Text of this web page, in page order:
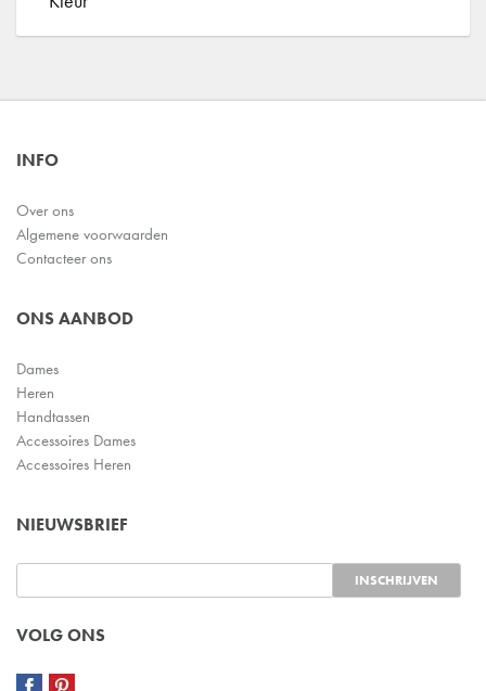
INFO
Over ons
Algemene voorwaarden
Contacteer ons
ONS AANBOD
Dames
Heren
Handtassen
Accessoires Dames
Accessoires Heren
NIEUWSBRIEF
VOLG ONS